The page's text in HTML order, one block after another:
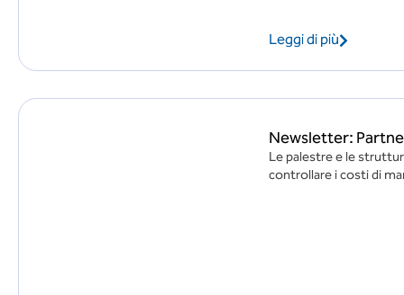
Leggi di più
Newsletter:
Le palestre e le
controllare i costi di